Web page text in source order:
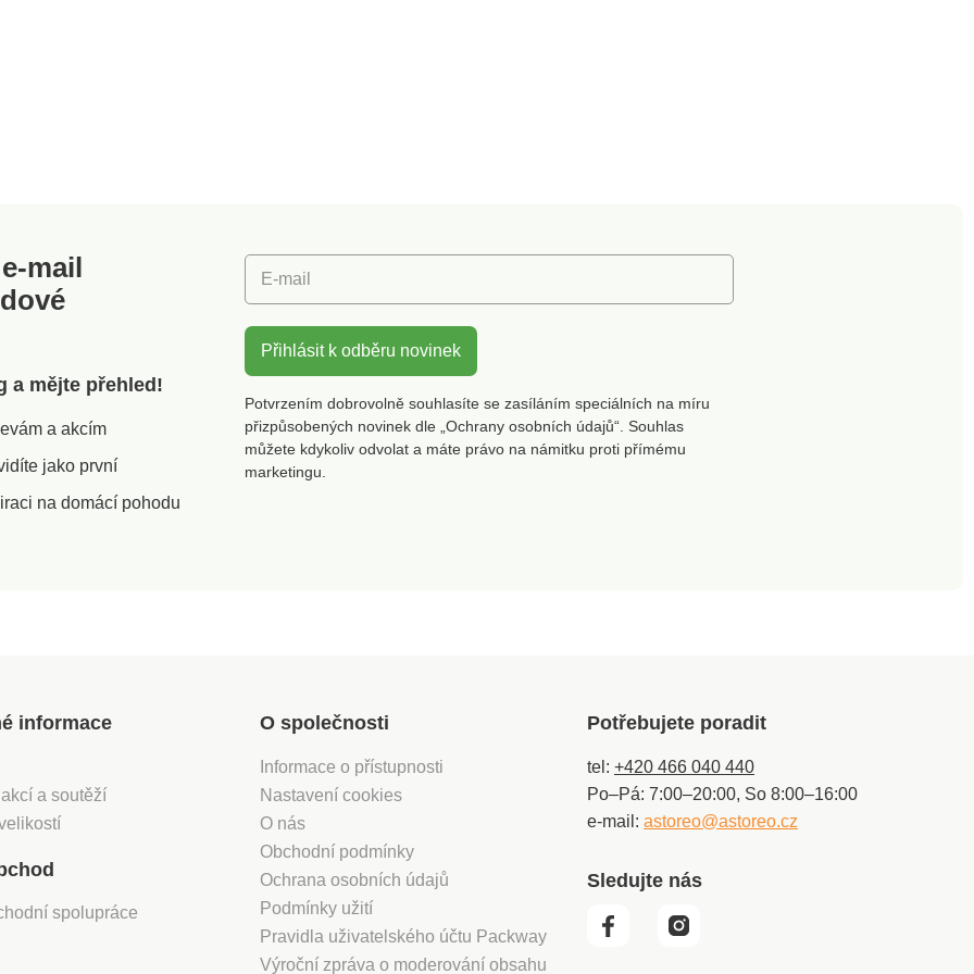
mail
a mějte přehled!
a akcím
jako první
na domácí pohodu
E-mail
Přihlásit k odběru novinek
Potvrzením dobrovolně souhlasíte se zasíláním speciálních na míru
přizpůsobených novinek dle „Ochrany osobních údajů“. Souhlas
můžete kdykoliv odvolat a máte právo na námitku proti přímému
marketingu.
informace
a soutěží
spolupráce
O společnosti
Informace o přístupnosti
Nastavení cookies
O nás
Obchodní podmínky
Ochrana osobních údajů
Podmínky užití
Pravidla uživatelského účtu Packway
Výroční zpráva o moderování obsahu
Potřebujete poradit
tel: +420 466 040 440
Po–Pá: 7:00–20:00, So 8:00–16:00
e-mail: astoreo@astoreo.cz
Sledujte nás